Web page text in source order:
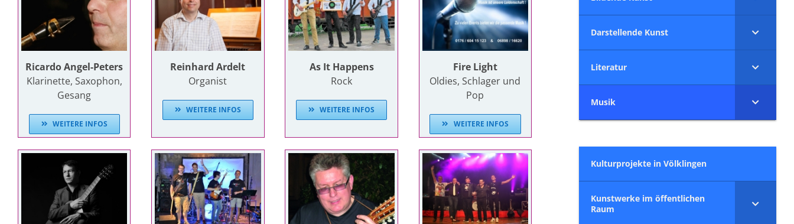
Ricardo Angel-Peters
Klarinette, Saxophon,
Gesang
WEITERE INFOS
Reinhard Ardelt
Organist
WEITERE INFOS
As It Happens
Rock
WEITERE INFOS
Fire Light
Oldies, Schlager und
Pop
WEITERE INFOS
Darstellende Kunst
Literatur
Musik
Kulturprojekte in Völklingen
Kunstwerke im öffentlichen
Raum